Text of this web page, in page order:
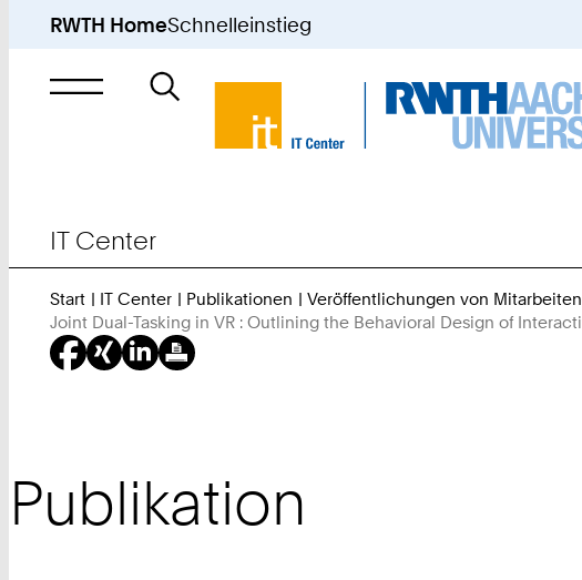
RWTH HomeSchnelleinstieg
Suche
nach
IT Center
Start IT Center Publikationen
Veröffentlichungen von
Joint Dual-Tasking in VR : Outlining the Behavioral Design of
Publikation